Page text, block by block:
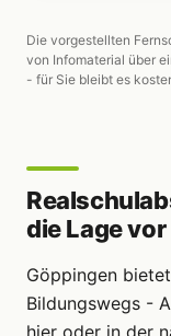
Die vorgestellten
von Infomaterial über
- für Sie bleibt es
die Lage
Göppingen
Bildungswegs -
hier oder in der